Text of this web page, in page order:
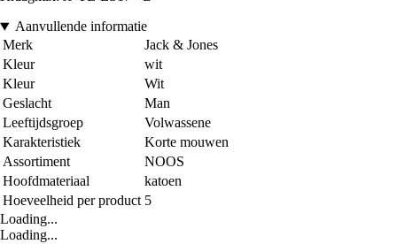
Aanvullende informatie
Merk
Jack & Jones
Kleur
wit
Kleur
Wit
Geslacht
Man
Leeftijdsgroep
Volwassene
Karakteristiek
Korte mouwen
Assortiment
NOOS
Hoofdmateriaal
katoen
Hoeveelheid per product 5
Loading...
Loading...